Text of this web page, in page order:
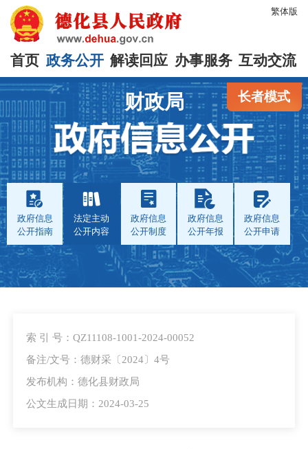
繁体版
首页 政务公开 解读回应 办事服务 互动交流
长者模式
财政局
政府信息
公开指南
法定主动
公开内容
政府信息
公开制度
政府信息
公开年报
政府信息
公开申请
索 引 号：QZ11108-1001-2024-00052
备注/文号：德财采〔2024〕4号
发布机构：德化县财政局
公文生成日期：2024-03-25